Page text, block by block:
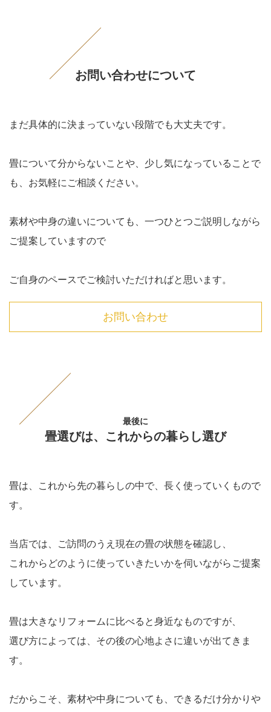
お問い合わせについて
まだ具体的に決まっていない段階でも大丈夫です。
畳について分からないことや、少し気になっていることで
も、お気軽にご相談ください。
素材や中身の違いについても、一つひとつご説明しながら
ご提案していますので
ご自身のペースでご検討いただければと思います。
お問い合わせ
最後に
畳選びは、これからの暮らし選び
畳は、これから先の暮らしの中で、長く使っていくもので
す。
当店では、ご訪問のうえ現在の畳の状態を確認し、
これからどのように使っていきたいかを伺いながらご提案
しています。
畳は大きなリフォームに比べると身近なものですが、
選び方によっては、その後の心地よさに違いが出てきま
す。
だからこそ、素材や中身についても、できるだけ分かりや